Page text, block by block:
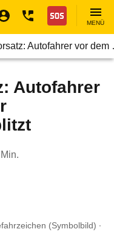
Nothilfe
MENÜ
Autofahrer vor
Autofahrer
(Symbolbild)